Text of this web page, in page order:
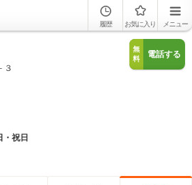
履歴 お気に入り メニュー
３
無
料
電話する
・祝日